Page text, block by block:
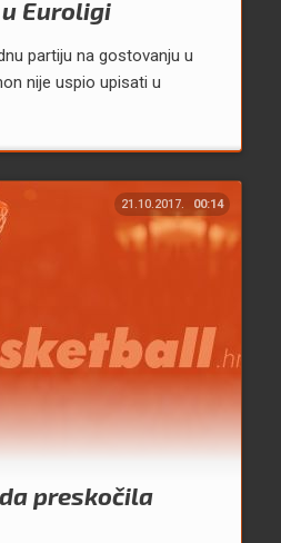
Euroligi
partiju na gostovanju u
nije uspio upisati u
21.10.2017. 00:14
preskočila